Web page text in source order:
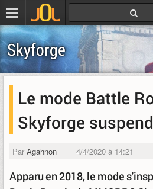
Skyforge
Le mode Battle
Skyforge
Par Agahnon 4/4/2020 à 14:21
Apparu en 2018, le mode